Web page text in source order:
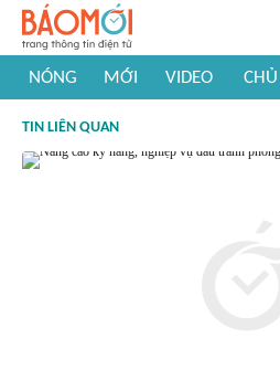
NÓNG MỚI VIDEO
#Khám phá thế giới
TIN LIÊN QUAN